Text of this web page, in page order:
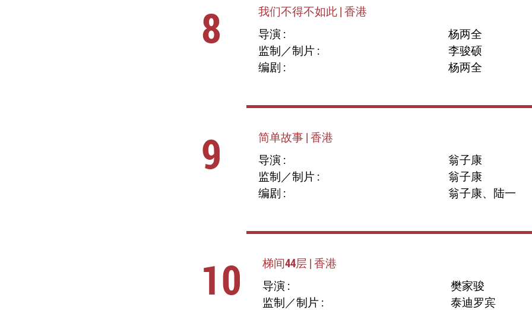
8
我们不得不如此 | 香港
导演 :
杨两全
监制／制片 :
李骏硕
编剧 :
杨两全
9
简单故事 | 香港
导演 :
翁子康
监制／制片 :
翁子康
编剧 :
翁子康、陆一
10
梯间44层 | 香港
导演 :
樊家骏
监制／制片 :
泰迪罗宾